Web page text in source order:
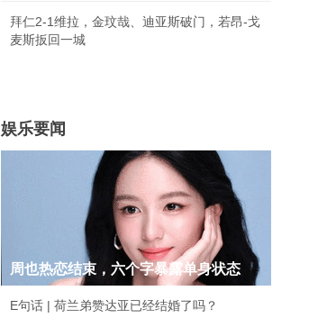
拜仁2-1维拉，金玟哉、迪亚斯破门，若昂-戈
麦斯扳回一城
娱乐要闻
周也热恋结束，六个字暴露单身状态
E句话 | 荷兰弟赞达亚已经结婚了吗？